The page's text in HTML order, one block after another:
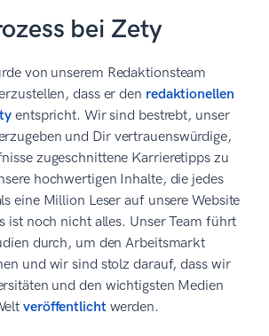
bei Zety
von unserem Redaktionsteam
dass er den redaktionellen
entspricht. Wir sind bestrebt, unser
und Dir vertrauenswürdige,
zugeschnittene Karrieretipps zu
hochwertigen Inhalte, die jedes
eine Million Leser auf unsere Website
ist noch nicht alles. Unser Team führt
durch, um den Arbeitsmarkt
und wir sind stolz darauf, dass wir
und den wichtigsten Medien
veröffentlichtwerden.